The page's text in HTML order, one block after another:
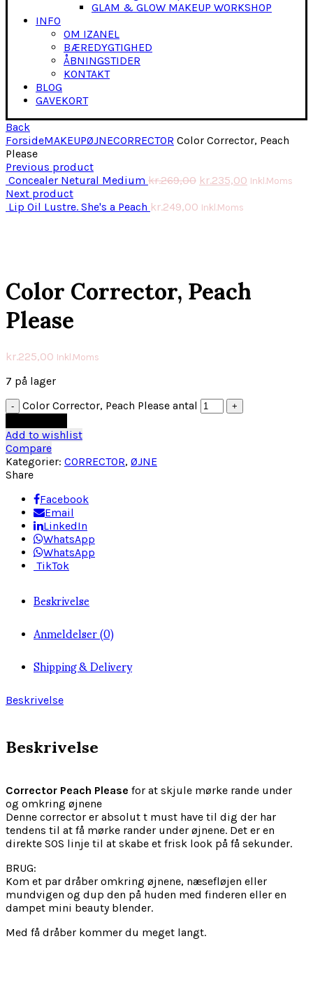
GLAM & GLOW MAKEUP WORKSHOP
INFO
OM IZANEL
BÆREDYGTIGHED
ÅBNINGSTIDER
KONTAKT
BLOG
GAVEKORT
Back
ForsideMAKEUPØJNECORRECTOR Color Corrector, Peach
Please
Previous product
Concealer Netural Medium kr.269,00 kr.235,00 Inkl.Moms
Next product
Lip Oil Lustre. She's a Peach kr.249,00 Inkl.Moms
Color Corrector, Peach
Please
kr.225,00 Inkl.Moms
7 på lager
Color Corrector, Peach Please antal
Add to wishlist
Compare
Kategorier: CORRECTOR, ØJNE
Share
Facebook
Email
LinkedIn
WhatsApp
WhatsApp
TikTok
Beskrivelse
Anmeldelser (0)
Shipping & Delivery
Beskrivelse
Beskrivelse
Corrector Peach Please for at skjule mørke rande under
og omkring øjnene
Denne corrector er absolut t must have til dig der har
tendens til at få mørke rander under øjnene. Det er en
direkte SOS linje til at skabe et frisk look på få sekunder.
BRUG:
Kom et par dråber omkring øjnene, næsefløjen eller
mundvigen og dup den på huden med finderen eller en
dampet mini beauty blender.
Med få dråber kommer du meget langt.